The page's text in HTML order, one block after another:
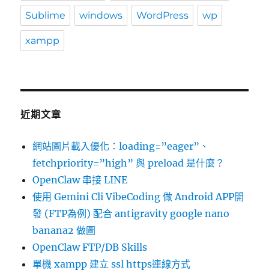
Sublime windows WordPress wp
xampp
近期文章
網站圖片載入優化：loading=”eager”、
fetchpriority=”high” 與 preload 是什麼？
OpenClaw 串接 LINE
使用 Gemini Cli VibeCoding 做 Android APP開
發 (FTP為例) 配合 antigravity google nano
banana2 做圖
OpenClaw FTP/DB Skills
單機 xampp 建立 ssl https連線方式